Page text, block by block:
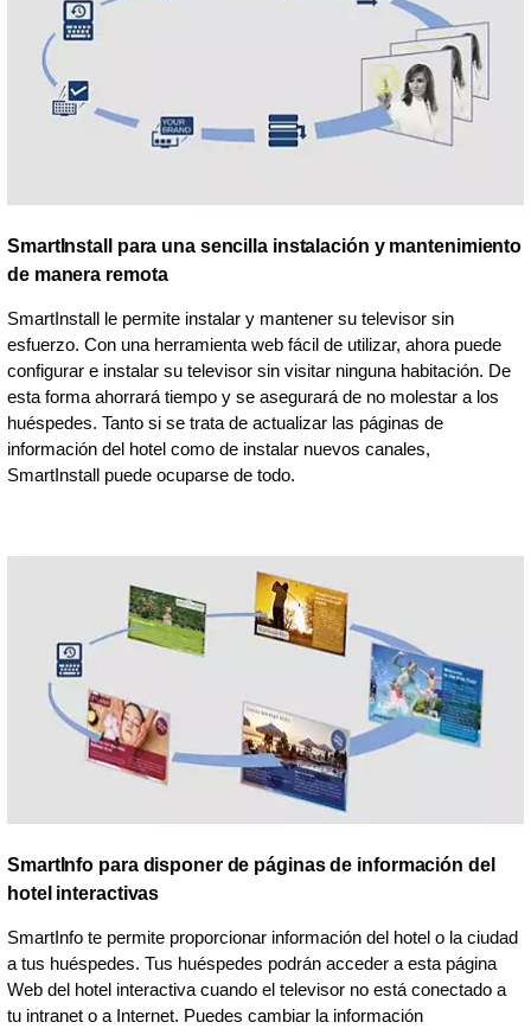
SmartInstall para una sencilla instalación y mantenimiento
de manera remota
SmartInstall le permite instalar y mantener su televisor sin
esfuerzo. Con una herramienta web fácil de utilizar, ahora puede
configurar e instalar su televisor sin visitar ninguna habitación. De
esta forma ahorrará tiempo y se asegurará de no molestar a los
huéspedes. Tanto si se trata de actualizar las páginas de
información del hotel como de instalar nuevos canales,
SmartInstall puede ocuparse de todo.
SmartInfo para disponer de páginas de información del
hotel interactivas
SmartInfo te permite proporcionar información del hotel o la ciudad
a tus huéspedes. Tus huéspedes podrán acceder a esta página
Web del hotel interactiva cuando el televisor no está conectado a
tu intranet o a Internet. Puedes cambiar la información